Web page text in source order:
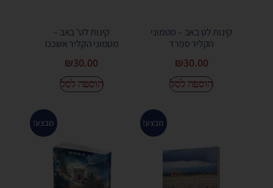
קינות לט באב – מטמוני
הקליר ספרד
₪30.00
הוספה לסל
קינות לט' באב –
מטמוני הקליר אשכנז
₪30.00
הוספה לסל
מבצע! מבצע!